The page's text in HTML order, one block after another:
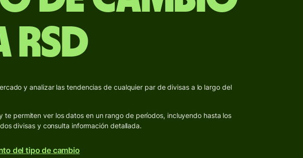
RSD
y analizar las tendencias de cualquier par de divisas a lo largo del
permiten ver los datos en un rango de períodos, incluyendo hasta los
divisas y consulta información detallada.
del tipo de cambio